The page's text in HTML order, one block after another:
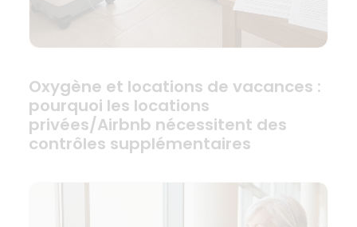
Oxygène et locations de vacances :
pourquoi les locations
privées/Airbnb nécessitent des
contrôles supplémentaires